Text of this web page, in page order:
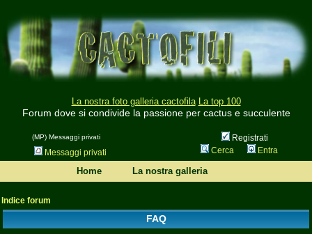
La nostra foto galleria cactofila La top 100
Forum dove si condivide la passione per cactus e succulente
(MP) Messaggi privati
Registrati
Messaggi privati
Cerca Entra
Home La nostra galleria
Indice forum
FAQ